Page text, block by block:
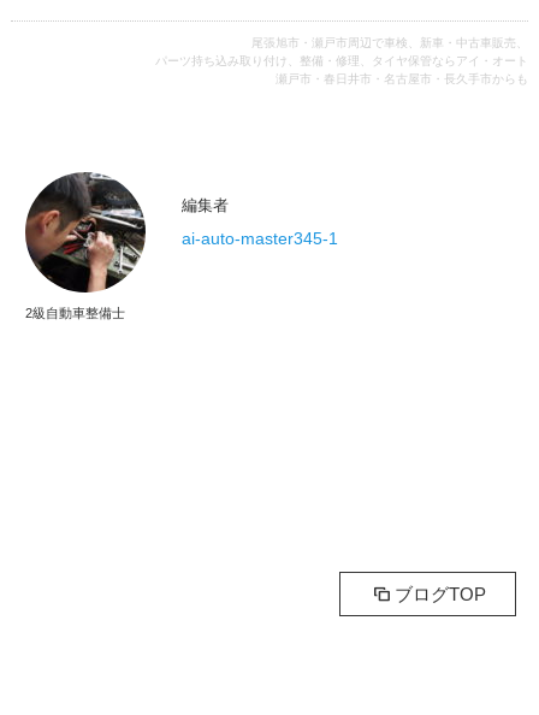
尾張旭市・瀬戸市周辺で車検、新車・中古車販売、
パーツ持ち込み取り付け、整備・修理、タイヤ保管ならアイ・オート
瀬戸市・春日井市・名古屋市・長久手市からも
編集者
ai-auto-master345-1
2級自動車整備士
ブログTOP